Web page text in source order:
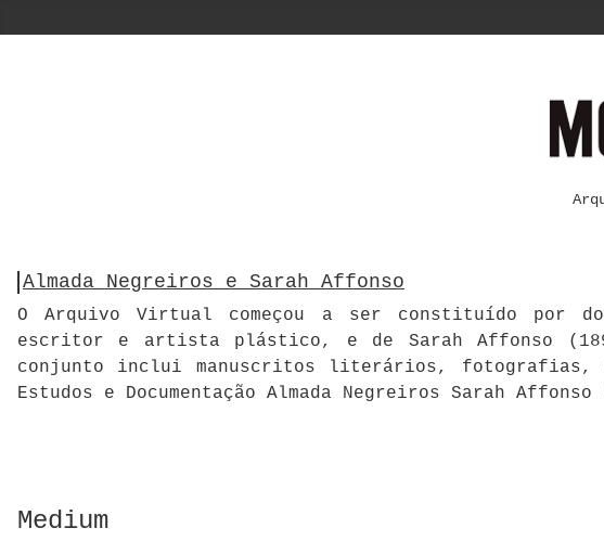
Almada Negreiros e Sarah Affonso
O Arquivo Virtual começou a ser constituído por
escritor e artista plástico, e de Sarah Affonso
conjunto inclui manuscritos literários, fotografias,
Estudos e Documentação Almada Negreiros Sarah Affonso
Medium